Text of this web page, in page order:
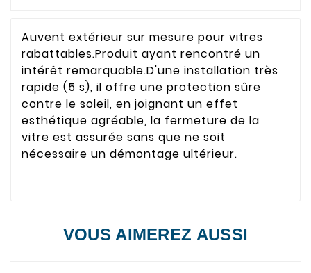
Auvent extérieur sur mesure pour vitres
rabattables.Produit ayant rencontré un
intérêt remarquable.D'une installation très
rapide (5 s), il offre une protection sûre
contre le soleil, en joignant un effet
esthétique agréable, la fermeture de la
vitre est assurée sans que ne soit
nécessaire un démontage ultérieur.
VOUS AIMEREZ AUSSI